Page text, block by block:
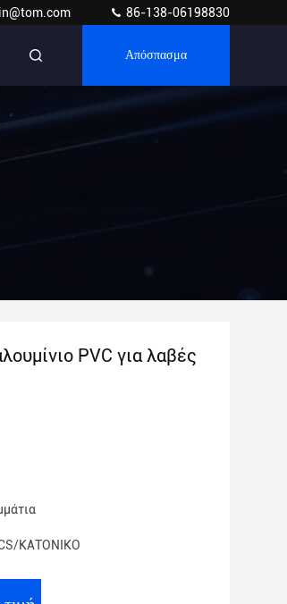
86-138-06198830
Απόσπασμα
PVC για λαβές
ΚΑΤΟΝΙΚΟ